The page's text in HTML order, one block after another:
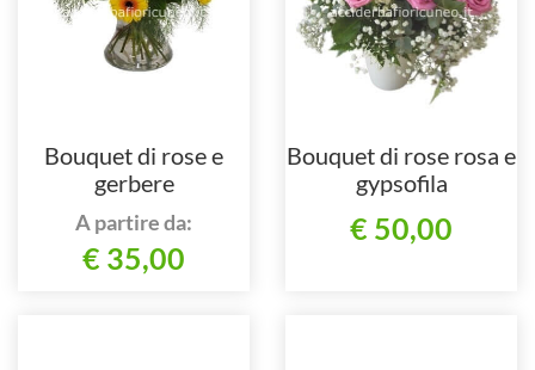
Bouquet di rose e
gerbere
A partire da:
€ 35,00
Bouquet di rose rosa e
gypsofila
€ 50,00